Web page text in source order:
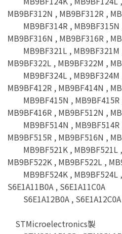
MB9BF312N , MB9BF312R ,
MB9BF314R , MB9BF315N
MB9BF316N , MB9BF316R ,
MB9BF321L , MB9BF321M
MB9BF322L , MB9BF322M ,
MB9BF324L , MB9BF324M
MB9BF412R , MB9BF414N ,
MB9BF415N , MB9BF415R
MB9BF416R , MB9BF512N ,
MB9BF514N , MB9BF514R
MB9BF515R , MB9BF516N ,
MB9BF521K , MB9BF521L ,
MB9BF522K , MB9BF522L ,
MB9BF524K , MB9BF524L ,
S6E1A11B0A , S6E1A11C0A
S6E1A12B0A , S6E1A12C0A
STMicroelectronics製